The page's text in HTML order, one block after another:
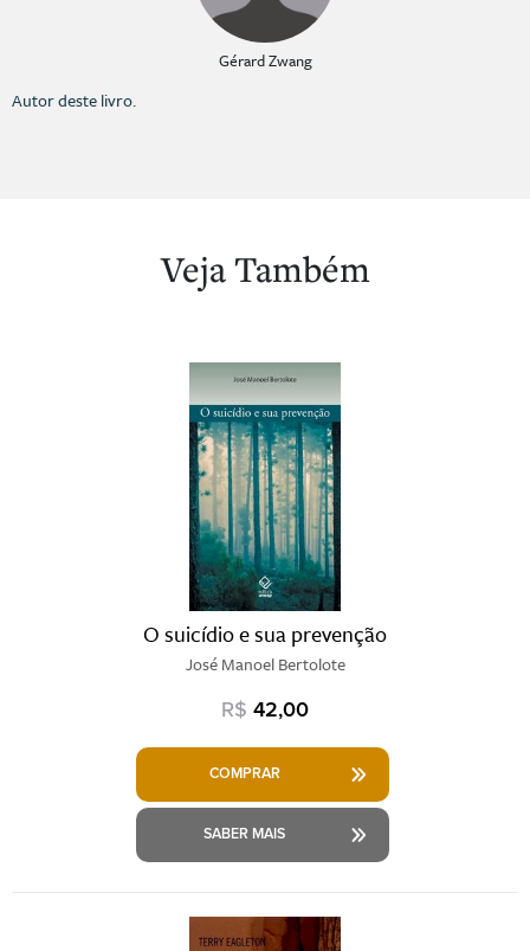
Gérard Zwang
Autor deste livro.
Veja Também
O suicídio e sua prevenção
José Manoel Bertolote
R$ 42,00
COMPRAR
SABER MAIS